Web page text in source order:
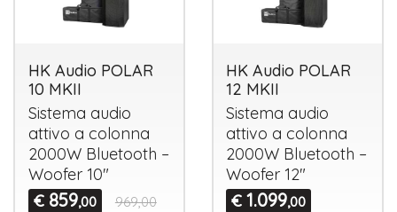
HK Audio POLAR
10 MKII
Sistema audio
attivo a colonna
2000W Bluetooth –
Woofer 10"
€ 859,00 969,00
HK Audio POLAR
12 MKII
Sistema audio
attivo a colonna
2000W Bluetooth –
Woofer 12"
€ 1.099,00